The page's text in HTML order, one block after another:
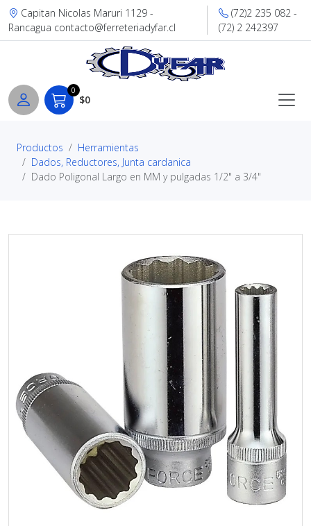
Capitan Nicolas Maruri 1129 -
Rancagua contacto@ferreteriadyfar.cl
(72)2 235 082 -
(72) 2 242397
0
$0
Productos
Herramientas
Dados, Reductores, Junta cardanica
Dado Poligonal Largo en MM y pulgadas 1/2" a 3/4"